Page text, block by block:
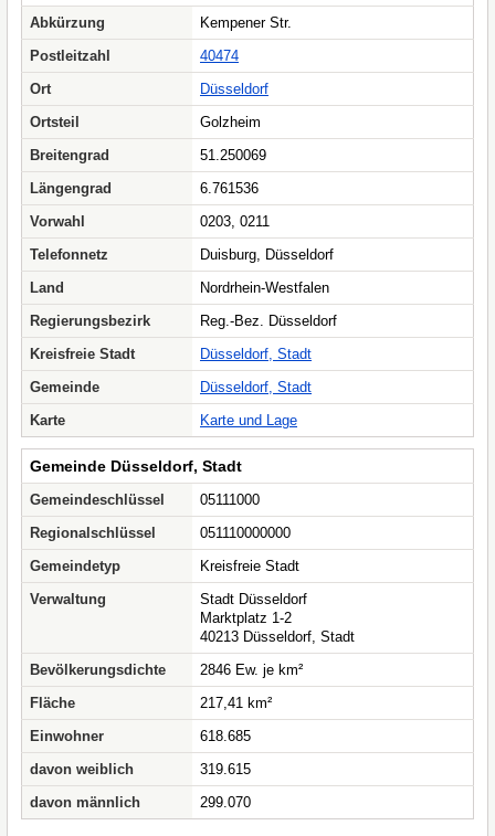
Abkürzung
Kempener Str.
Postleitzahl
40474
Ort
Düsseldorf
Ortsteil
Golzheim
Breitengrad
51.250069
Längengrad
6.761536
Vorwahl
0203, 0211
Telefonnetz
Duisburg, Düsseldorf
Land
Nordrhein-Westfalen
Regierungsbezirk
Reg.-Bez. Düsseldorf
Kreisfreie Stadt
Düsseldorf, Stadt
Gemeinde
Düsseldorf, Stadt
Karte
Karte und Lage
Gemeinde Düsseldorf, Stadt
Gemeindeschlüssel
05111000
Regionalschlüssel
051110000000
Gemeindetyp
Kreisfreie Stadt
Verwaltung
Stadt Düsseldorf
Marktplatz 1-2
40213 Düsseldorf, Stadt
Bevölkerungsdichte
2846 Ew. je km²
Fläche
217,41 km²
Einwohner
618.685
davon weiblich
319.615
davon männlich
299.070